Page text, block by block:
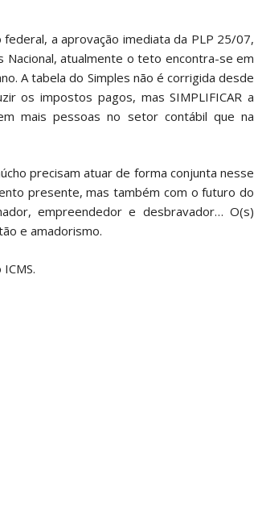
federal, a aprovação imediata da PLP 25/07,
atualmente o teto encontra-se em
A tabela do Simples não é corrigida desde
os impostos pagos, mas SIMPLIFICAR a
mais pessoas no setor contábil que na
precisam atuar de forma conjunta nesse
presente, mas também com o futuro do
empreendedor e desbravador… O(s)
e amadorismo.